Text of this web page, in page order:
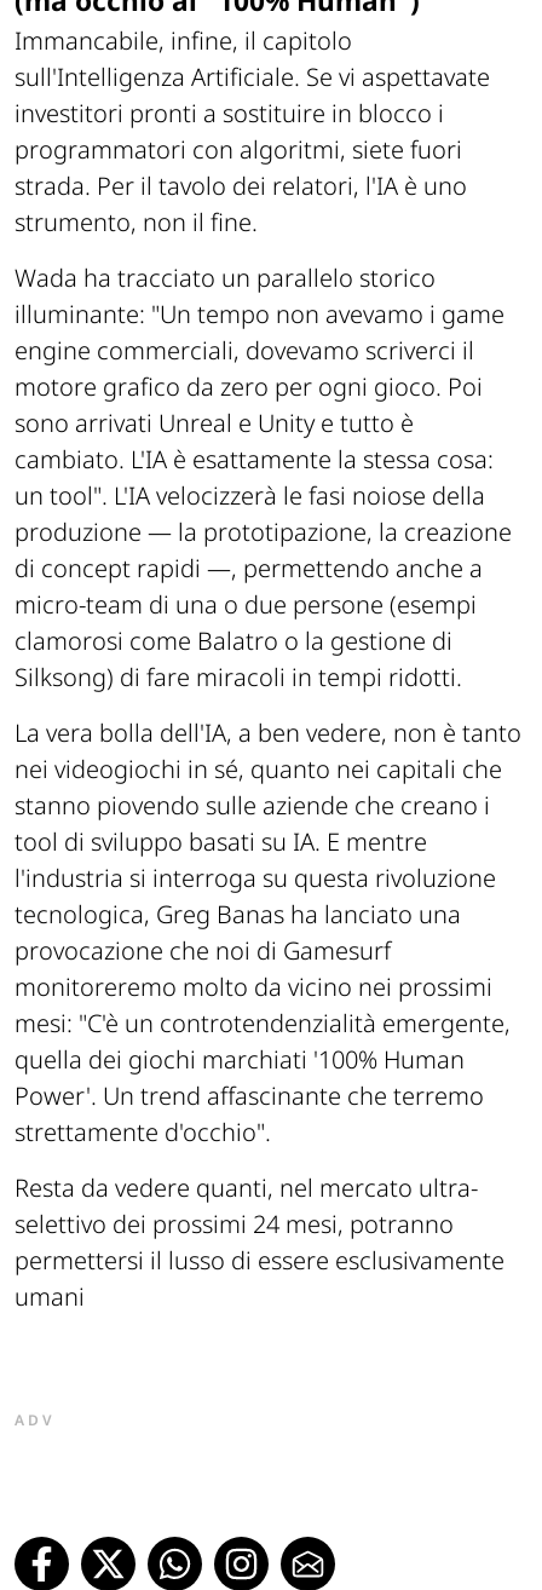
Immancabile, infine, il capitolo
sull'Intelligenza Artificiale. Se vi aspettavate
investitori pronti a sostituire in blocco i
programmatori con algoritmi, siete fuori
strada. Per il tavolo dei relatori, l'IA è uno
strumento, non il fine.
Wada ha tracciato un parallelo storico
illuminante: "Un tempo non avevamo i game
engine commerciali, dovevamo scriverci il
motore grafico da zero per ogni gioco. Poi
sono arrivati Unreal e Unity e tutto è
cambiato. L'IA è esattamente la stessa cosa:
un tool". L'IA velocizzerà le fasi noiose della
produzione — la prototipazione, la creazione
di concept rapidi —, permettendo anche a
micro-team di una o due persone (esempi
clamorosi come Balatro o la gestione di
Silksong) di fare miracoli in tempi ridotti.
La vera bolla dell'IA, a ben vedere, non è tanto
nei videogiochi in sé, quanto nei capitali che
stanno piovendo sulle aziende che creano i
tool di sviluppo basati su IA. E mentre
l'industria si interroga su questa rivoluzione
tecnologica, Greg Banas ha lanciato una
provocazione che noi di Gamesurf
monitoreremo molto da vicino nei prossimi
mesi: "C'è un controtendenzialità emergente,
quella dei giochi marchiati '100% Human
Power'. Un trend affascinante che terremo
strettamente d'occhio".
Resta da vedere quanti, nel mercato ultra-
selettivo dei prossimi 24 mesi, potranno
permettersi il lusso di essere esclusivamente
umani
ADV